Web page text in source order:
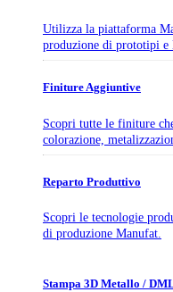
Utilizza la piattaforma
produzione di prototipi e
Finiture Aggiuntive
Scopri tutte le finiture
colorazione,
Reparto Produttivo
Scopri le tecnologie
di produzione Manufat.
Stampa 3D Metallo /